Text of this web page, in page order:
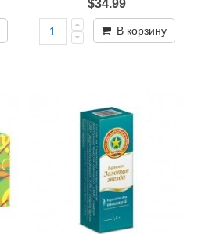
$34.99
В корзину